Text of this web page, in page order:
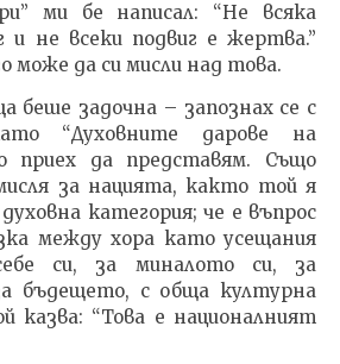
ми бе написал: “Не всяка
и не всеки подвиг е жертва.”
може да си мисли над това.
беше задочна – запознах се с
“Духовните дарове на
приех да представям. Също
за нацията, както той я
категория; че е въпрос
между хора като усещания
си, за миналото си, за
бъдещето, с обща културна
казва: “Това е националният